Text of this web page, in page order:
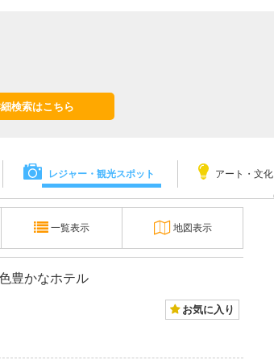
検索はこちら
レジャー・観光スポット アート・文化
一覧表示 地図表示
豊かなホテル
お気に入り